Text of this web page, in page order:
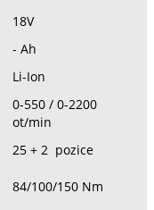
18V
- Ah
Li-Ion
0-550 / 0-2200
ot/min
25 + 2 pozice
84/100/150 Nm